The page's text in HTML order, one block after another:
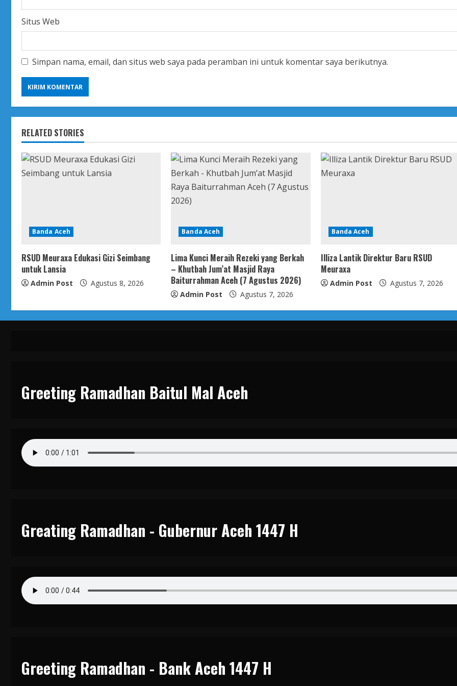
Situs Web
Simpan nama, email, dan situs web saya pada peramban ini untuk komentar saya berikutnya.
RELATED STORIES
Banda Aceh
RSUD Meuraxa Edukasi Gizi Seimbang
untuk Lansia
Admin Post Agustus 8, 2026
Banda Aceh
Lima Kunci Meraih Rezeki yang Berkah
– Khutbah Jum’at Masjid Raya
Baiturrahman Aceh (7 Agustus 2026)
Admin Post Agustus 7, 2026
Banda Aceh
Illiza Lantik Direktur Baru RSUD
Meuraxa
Admin Post Agustus 7, 2026
Greeting Ramadhan Baitul Mal Aceh
Greating Ramadhan - Gubernur Aceh 1447 H
Greeting Ramadhan - Bank Aceh 1447 H